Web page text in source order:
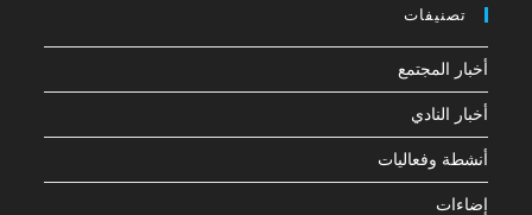
تصنيفات
أخبار المجتمع
أخبار النادي
أنشطة وفعاليات
إضاءات